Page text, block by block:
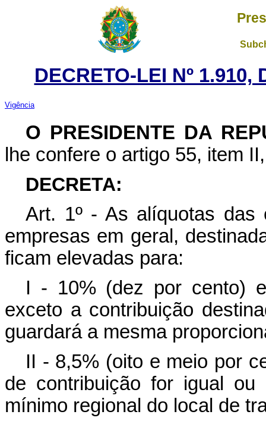
DECRETO-LEI Nº 1.910,
Vigência
O PRESIDENTE DA
lhe confere o artigo 55, item
DECRETA:
Art. 1º - As alíquotas das
empresas em geral,
ficam elevadas para:
I - 10% (dez por cento)
exceto a contribuição
guardará a mesma
II - 8,5% (oito e meio por
de contribuição for igual
mínimo regional do local de